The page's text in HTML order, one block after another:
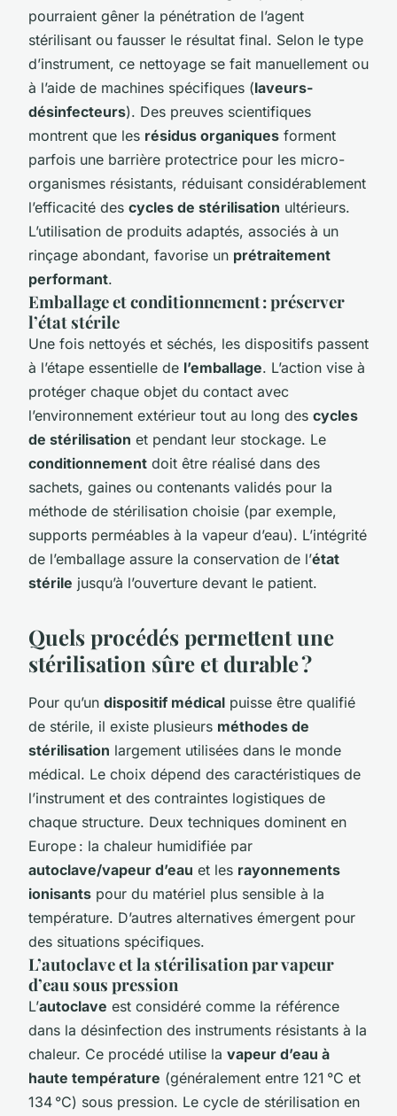
pourraient gêner la pénétration de l’agent
stérilisant ou fausser le résultat final. Selon le type
d’instrument, ce nettoyage se fait manuellement ou
à l’aide de machines spécifiques (laveurs-
désinfecteurs). Des preuves scientifiques
montrent que les résidus organiques forment
parfois une barrière protectrice pour les micro-
organismes résistants, réduisant considérablement
l’efficacité des cycles de stérilisation ultérieurs.
L’utilisation de produits adaptés, associés à un
rinçage abondant, favorise un prétraitement
performant.
Emballage et conditionnement : préserver
l’état stérile
Une fois nettoyés et séchés, les dispositifs passent
à l’étape essentielle de l’emballage. L’action vise à
protéger chaque objet du contact avec
l’environnement extérieur tout au long des cycles
de stérilisation et pendant leur stockage. Le
conditionnement doit être réalisé dans des
sachets, gaines ou contenants validés pour la
méthode de stérilisation choisie (par exemple,
supports perméables à la vapeur d’eau). L’intégrité
de l’emballage assure la conservation de l’état
stérile jusqu’à l’ouverture devant le patient.
Quels procédés permettent une
stérilisation sûre et durable ?
Pour qu’un dispositif médical puisse être qualifié
de stérile, il existe plusieurs méthodes de
stérilisation largement utilisées dans le monde
médical. Le choix dépend des caractéristiques de
l’instrument et des contraintes logistiques de
chaque structure. Deux techniques dominent en
Europe : la chaleur humidifiée par
autoclave/vapeur d’eau et les rayonnements
ionisants pour du matériel plus sensible à la
température. D’autres alternatives émergent pour
des situations spécifiques.
L’autoclave et la stérilisation par vapeur
d’eau sous pression
L’autoclave est considéré comme la référence
dans la désinfection des instruments résistants à la
chaleur. Ce procédé utilise la vapeur d’eau à
haute température (généralement entre 121 °C et
134 °C) sous pression. Le cycle de stérilisation en